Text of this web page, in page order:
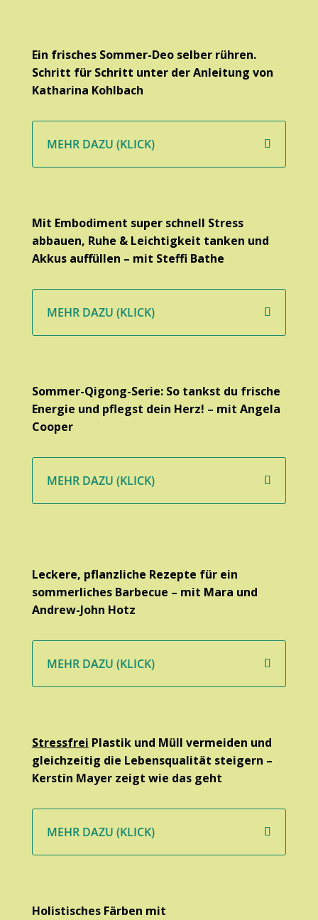
Ein frisches Sommer-Deo selber rühren.
Schritt für Schritt unter der Anleitung von
Katharina Kohlbach
MEHR DAZU (KLICK)
Mit Embodiment super schnell Stress
abbauen, Ruhe & Leichtigkeit tanken und
Akkus auffüllen – mit Steffi Bathe
MEHR DAZU (KLICK)
Sommer-Qigong-Serie: So tankst du frische
Energie und pflegst dein Herz! – mit Angela
Cooper
MEHR DAZU (KLICK)
Leckere, pflanzliche Rezepte für ein
sommerliches Barbecue – mit Mara und
Andrew-John Hotz
MEHR DAZU (KLICK)
Stressfrei Plastik und Müll vermeiden und
gleichzeitig die Lebensqualität steigern –
Kerstin Mayer zeigt wie das geht
MEHR DAZU (KLICK)
Holistisches Färben mit